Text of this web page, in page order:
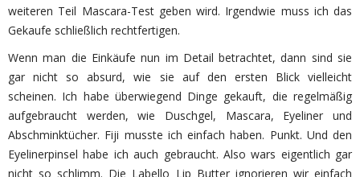
weiteren Teil Mascara-Test geben wird. Irgendwie muss ich das
Gekaufe schließlich rechtfertigen.
Wenn man die Einkäufe nun im Detail betrachtet, dann sind sie
gar nicht so absurd, wie sie auf den ersten Blick vielleicht
scheinen. Ich habe überwiegend Dinge gekauft, die regelmäßig
aufgebraucht werden, wie Duschgel, Mascara, Eyeliner und
Abschminktücher. Fiji musste ich einfach haben. Punkt. Und den
Eyelinerpinsel habe ich auch gebraucht. Also wars eigentlich gar
nicht so schlimm. Die Labello Lip Butter ignorieren wir einfach